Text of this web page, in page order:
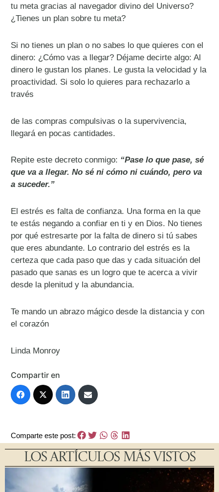
tu meta gracias al navegador divino del Universo?
¿Tienes un plan sobre tu meta?
Si no tienes un plan o no sabes lo que quieres con el
dinero: ¿Cómo vas a llegar? Déjame decirte algo: Al
dinero le gustan los planes. Le gusta la velocidad y la
proactividad. Si solo lo quieres para rechazarlo a
través
de las compras compulsivas o la supervivencia,
llegará en pocas cantidades.
Repite este decreto conmigo: “Pase lo que pase, sé
que va a llegar. No sé ni cómo ni cuándo, pero va
a suceder.”
El estrés es falta de confianza. Una forma en la que
te estás negando a confiar en ti y en Dios. No tienes
por qué estresarte por la falta de dinero si tú sabes
que eres abundante. Lo contrario del estrés es la
certeza que cada paso que das y cada situación del
pasado que sanas es un logro que te acerca a vivir
desde la plenitud y la abundancia.
Te mando un abrazo mágico desde la distancia y con
el corazón
Linda Monroy
Compartir en
Comparte este post:
LOS ARTÍCULOS MÁS VISTOS